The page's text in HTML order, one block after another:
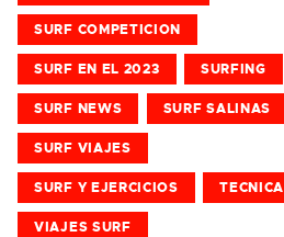
SURF COMPETICION
SURF EN EL 2023 SURFING
SURF NEWS SURF SALINAS
SURF VIAJES
SURF Y EJERCICIOS TECNICA
VIAJES SURF